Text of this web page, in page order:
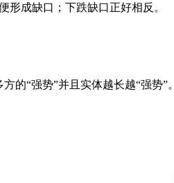
成缺口；下跌缺口正好相反。
“强势”并且实体越长越“强势”。